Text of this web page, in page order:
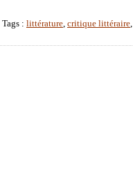
| Tags : littérature, critique littéraire,